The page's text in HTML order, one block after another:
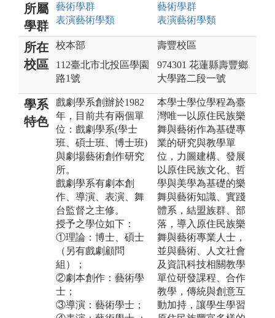
所屬
學群
藝術學群
表演藝術學類
藝術學群
表演藝術學類
所在
校區
校本部
112臺北市北投區學園
路1號
壽豐校區
974301 花蓮縣壽豐鄉
大學路二段一號
學系
特色
戲劇學系創辦於1982
年，目前共有兩個單
位：戲劇學系(學士
班、碩士班、博士班)
與劇場藝術創作研究
所。
戲劇學系有劇本創
作、導演、表演、舞
台監督之主修。
授予之學位如下：
①理論：博士、碩士
（另有戲劇顧問
組）；
②劇本創作：藝術學
士；
③導演：藝術學士；
本學士學位學程為臺
灣唯一以原住民族樂
舞與藝術作為基礎專
業的研究與教學單
位，力圖建構、發展
以原住民族文化、哲
學與美學為基礎的樂
舞與藝術知識、實踐
體系，結盟族群、部
落，導入原住民族樂
舞與藝術專業人士，
並與藝術、人文社會
及資訊科技相關教學
單位研發課程、合作
教學，傳統與創意互
動加持，讓學生學習